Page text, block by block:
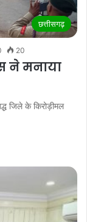
छत्तीसगढ़
20
ने मनाया
जिले के किरोड़ीमल